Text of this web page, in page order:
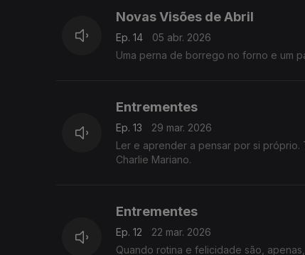
Novas Visões de Abril
Ep. 14
05 abr. 2026
Uma perna de borrego no forno e um
Entrementes
Ep. 13
29 mar. 2026
Ler e aprender a pensar por si próprio.
Charlie Mariano.
Entrementes
Ep. 12
22 mar. 2026
Quando rotina e felicidade são,